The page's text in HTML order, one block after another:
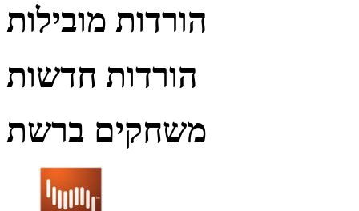
הורדות מובילות
הורדות חדשות
משחקים ברשת